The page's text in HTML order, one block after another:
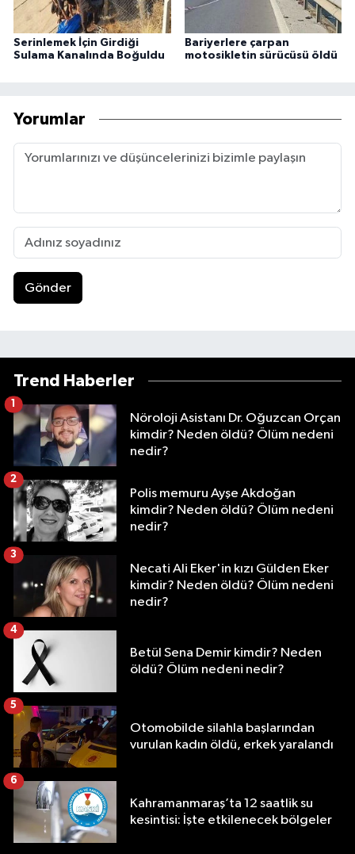
Serinlemek İçin Girdiği
Sulama Kanalında Boğuldu
Bariyerlere çarpan
motosikletin sürücüsü öldü
Yorumlar
Gönder
Trend Haberler
Nöroloji Asistanı Dr. Oğuzcan Orçan
kimdir? Neden öldü? Ölüm nedeni
nedir?
1
Polis memuru Ayşe Akdoğan
kimdir? Neden öldü? Ölüm nedeni
nedir?
2
Necati Ali Eker'in kızı Gülden Eker
kimdir? Neden öldü? Ölüm nedeni
nedir?
3
Betül Sena Demir kimdir? Neden
öldü? Ölüm nedeni nedir?
4
Otomobilde silahla başlarından
vurulan kadın öldü, erkek yaralandı
5
Kahramanmaraş’ta 12 saatlik su
kesintisi: İşte etkilenecek bölgeler
6